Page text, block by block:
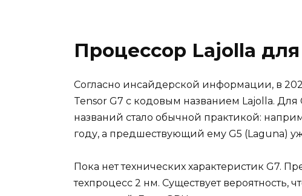
Процессор Lajolla для
Согласно инсайдерской информации, в
Tensor G7 с кодовым названием Lajolla.
названий стало обычной практикой:
году, а предшествующий ему G5 (Laguna)
Пока нет технических характеристик G7.
техпроцесс 2 нм. Существует вероятность,